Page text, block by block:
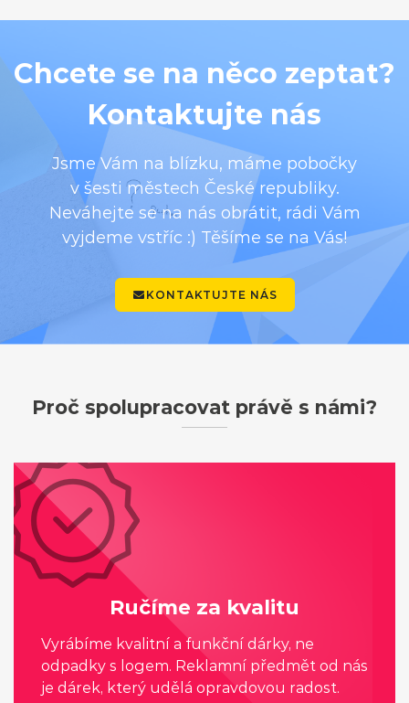
Chcete se na něco zeptat?
Kontaktujte nás
Jsme Vám na blízku, máme pobočky
v šesti městech České republiky.
Neváhejte se na nás obrátit, rádi Vám
vyjdeme vstříc :) Těšíme se na Vás!
KONTAKTUJTE NÁS
Proč spolupracovat právě s námi?
Ručíme za kvalitu
Vyrábíme kvalitní a funkční dárky, ne
odpadky s logem. Reklamní předmět od nás
je dárek, který udělá opravdovou radost.